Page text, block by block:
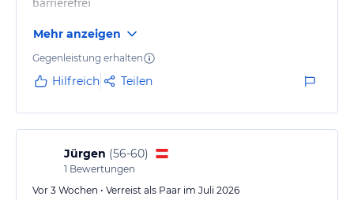
Mehr anzeigen
Gegenleistung erhalten
Hilfreich Teilen
Jürgen (56-60)
1 Bewertungen
Vor 3 Wochen • Verreist als Paar im Juli 2026